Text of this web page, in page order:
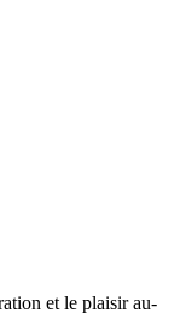
et le plaisir au-